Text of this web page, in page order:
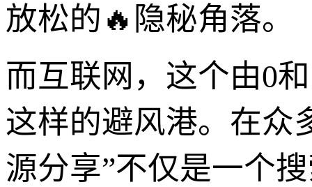
放松的🔥隐秘角落。
而互联网，这个由0
这样的避风港。在众
源分享”不仅是一个